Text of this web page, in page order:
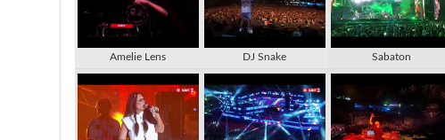
Amelie Lens DJ Snake Sabaton